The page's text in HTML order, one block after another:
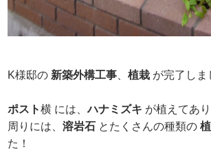
K様邸の 新築外構工事 、植栽 が完了しま
ポスト横 には、ハナミズキ が植えてあり
周りには、溶岩石 とたくさんの種類の
た！